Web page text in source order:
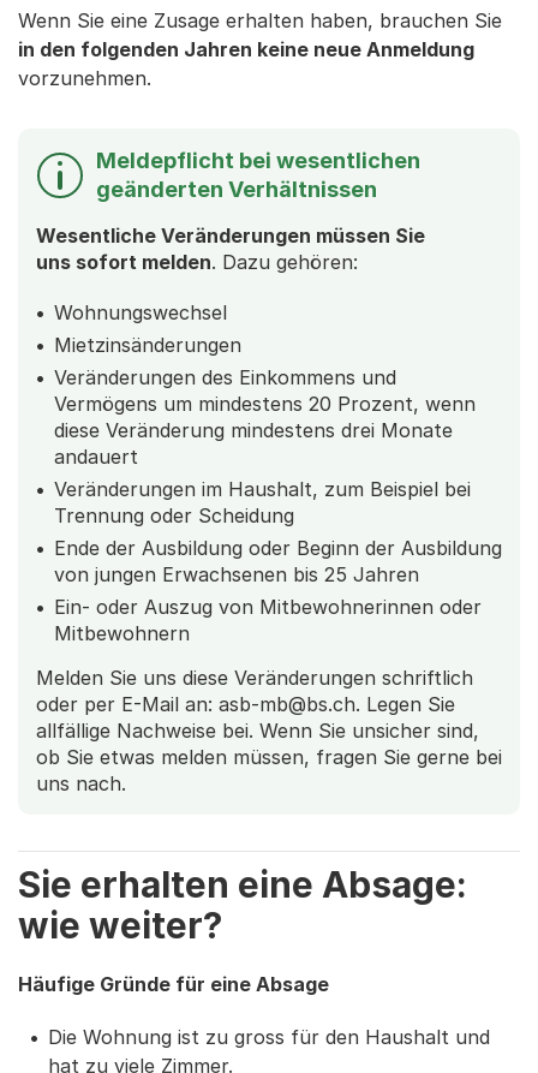
Wenn Sie eine Zusage erhalten haben, brauchen Sie
in den folgenden Jahren keine neue Anmeldung
vorzunehmen.
Meldepflicht bei wesentlichen
geänderten Verhältnissen
Wesentliche Veränderungen müssen Sie
uns sofort melden. Dazu gehören:
Wohnungswechsel
Mietzinsänderungen
Veränderungen des Einkommens und
Vermögens um mindestens 20 Prozent, wenn
diese Veränderung mindestens drei Monate
andauert
Veränderungen im Haushalt, zum Beispiel bei
Trennung oder Scheidung
Ende der Ausbildung oder Beginn der Ausbildung
von jungen Erwachsenen bis 25 Jahren
Ein- oder Auszug von Mitbewohnerinnen oder
Mitbewohnern
Melden Sie uns diese Veränderungen schriftlich
oder per E-Mail an: asb-mb@bs.ch. Legen Sie
allfällige Nachweise bei. Wenn Sie unsicher sind,
ob Sie etwas melden müssen, fragen Sie gerne bei
uns nach.
Sie erhalten eine Absage:
wie weiter?
Häufige Gründe für eine Absage
Die Wohnung ist zu gross für den Haushalt und
hat zu viele Zimmer.